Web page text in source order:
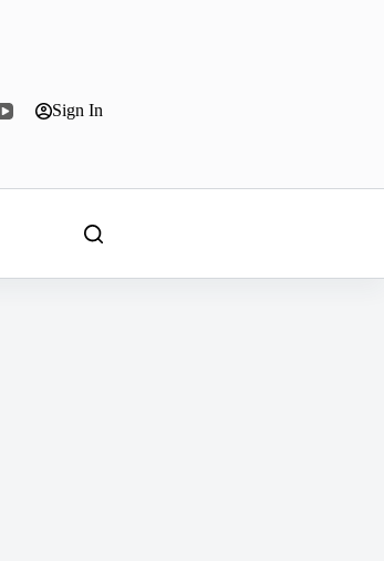
Sign In